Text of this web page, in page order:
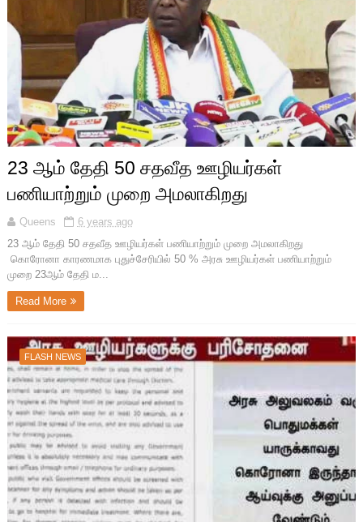
23 ஆம் தேதி 50 சதவீத ஊழியர்கள்
பணியாற்றும் முறை அமலாகிறது
Queens
6 years ago
23 ஆம் தேதி 50 சதவீத ஊழியர்கள் பணியாற்றும் முறை அமலாகிறது
கொரோனா காரணமாக புதுச்சேரியில் 50 % அரசு ஊழியர்கள் பணியாற்றும்
முறை 23ஆம் தேதி ம...
Read More
FLASH NEWS